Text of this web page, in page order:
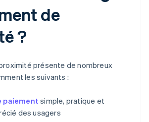
de
?
présente de nombreux
les suivants :
paiementsimple, pratique et
des usagers